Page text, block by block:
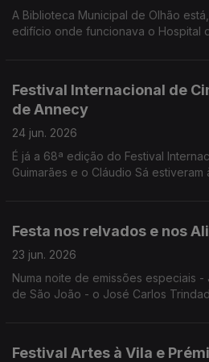
A Biblioteca Municipal de Olhão
edifício onde funcionava o Hospital
Festival Internacional de
de Annecy
24 jun. 2026
É já a 68ª edição do Festival
Guimarães e o Cláudio Sá estiveram à conversa com Miguel
Festa nos relvados e nos
23 jun. 2026
Numa noite de emissões especiais
de São João - o José Carlos
Festival Artes à Vila e